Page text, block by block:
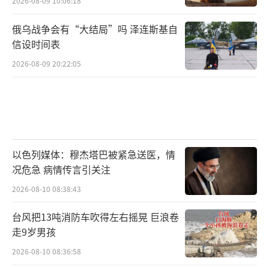
俄乌战争会有“大结局”吗 泽连斯基自
信设时间表
2026-08-09 20:22:05
以色列媒体：穆杰塔巴被紧急送医，情
况危急 病情传言引关注
2026-08-10 08:38:43
台风把13吨消防车吹得左右摇晃 巨浪卷
走9岁男孩
2026-08-10 08:36:58